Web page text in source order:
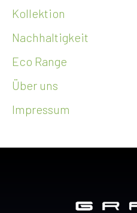
Kollektion
Nachhaltigkeit
Eco Range
Über uns
Impressum